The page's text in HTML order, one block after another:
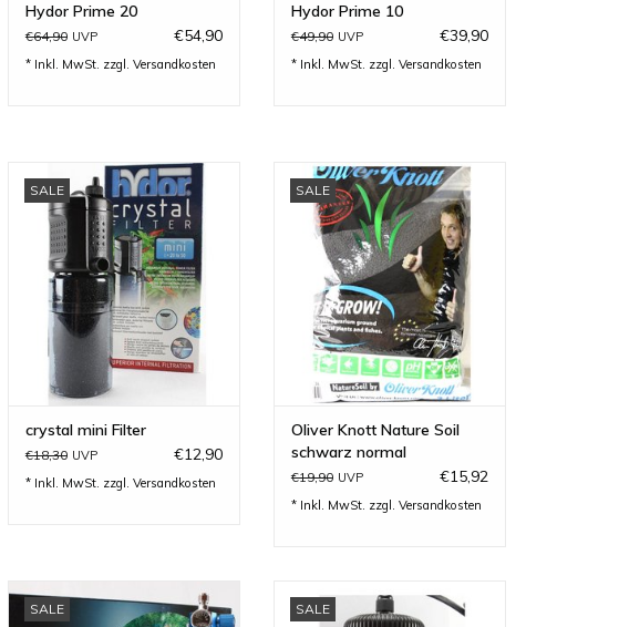
Hydor Prime 20
€64,90 UVP €54,90
* Inkl. MwSt. zzgl. Versandkosten
Hydor Prime 10
€49,90 UVP €39,90
* Inkl. MwSt. zzgl. Versandkosten
SALE
hydor crystal mini Filter - der
kleine Innenfilter für Nano-
Aquarien....
ZUM WARENKORB HINZUFÜGEN
crystal mini Filter
€18,30 UVP €12,90
* Inkl. MwSt. zzgl. Versandkosten
SALE
Nature Soil schwarz normal- von
Oliver Knott..
ZUM WARENKORB HINZUFÜGEN
Oliver Knott Nature Soil
schwarz normal
€19,90 UVP €15,92
* Inkl. MwSt. zzgl. Versandkosten
SALE
Aquatic Nature CO2 Kit
Standard - Das Design und die
SALE
Aqua Medic Helix Max 5 Watt